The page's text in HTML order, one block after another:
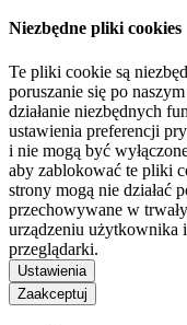
Niezbędne pliki cookies
Te pliki cookie są
poruszanie się po
działanie niezbędnych
ustawienia preferencji
i nie mogą być
aby zablokować te pliki
strony mogą nie działać
przechowywane w
urządzeniu użytkownika
przeglądarki.
Ustawienia
Zaakceptuj